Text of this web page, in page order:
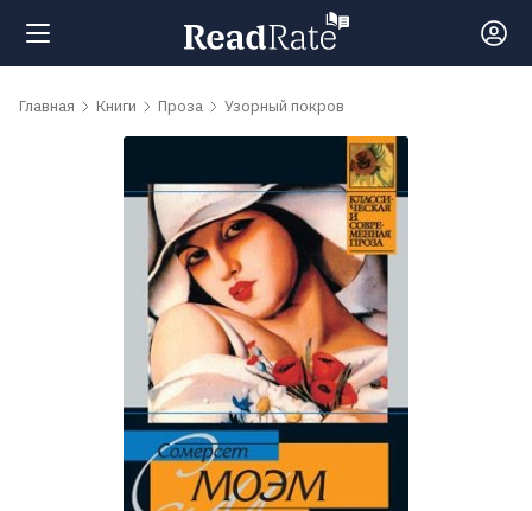
Поиск
обсуждаемые
Главная Книги Проза Узорный покров